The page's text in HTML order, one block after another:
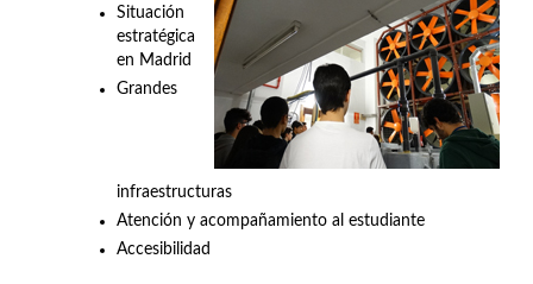
Situación
estratégica
en Madrid
Grandes
infraestructuras
Atención y acompañamiento al estudiante
Accesibilidad